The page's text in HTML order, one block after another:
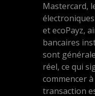
Mastercard,
et ecoPayz,
bancaires
sont
réel, ce qui
commencer
transaction